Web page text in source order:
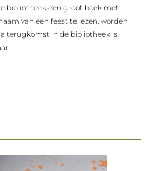
bibliotheek een groot boek met
van een feest te lezen, worden
terugkomst in de bibliotheek is